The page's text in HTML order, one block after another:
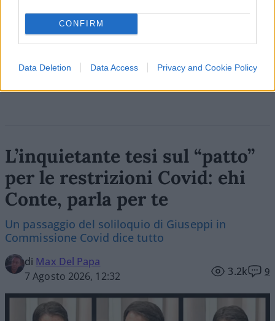
CONFIRM
Data Deletion Data Access Privacy and Cookie Policy
Vai all'archivio delle vignette
L’inquietante tesi sul “patto”
per le restrizioni Covid: ehi
Conte, parla per te
Un passaggio del soliloquio di Giuseppi in
Commissione Covid dice tutto
di Max Del Papa
7 Agosto 2026, 12:32
3.2k 9